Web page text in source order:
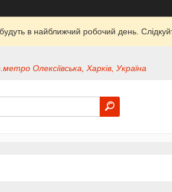
в найближчий робочий день.
Олексіївська, Харків, Україна